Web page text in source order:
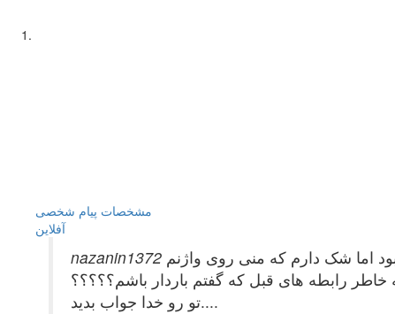
مشخصات پیام شخصی
آفلاين
داشتم که بدون دخول بود اما شک دارم که منی روی واژنم
رابطه های قبل که گفتم باردار باشم؟؟؟؟؟
تو رو خدا جواب بدید....